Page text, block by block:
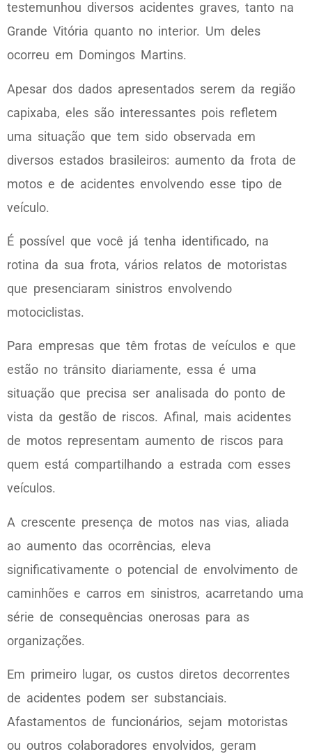
testemunhou diversos acidentes graves, tanto na
Grande Vitória quanto no interior. Um deles
ocorreu em Domingos Martins.
Apesar dos dados apresentados serem da região
capixaba, eles são interessantes pois refletem
uma situação que tem sido observada em
diversos estados brasileiros: aumento da frota de
motos e de acidentes envolvendo esse tipo de
veículo.
É possível que você já tenha identificado, na
rotina da sua frota, vários relatos de motoristas
que presenciaram sinistros envolvendo
motociclistas.
Para empresas que têm frotas de veículos e que
estão no trânsito diariamente, essa é uma
situação que precisa ser analisada do ponto de
vista da gestão de riscos. Afinal, mais acidentes
de motos representam aumento de riscos para
quem está compartilhando a estrada com esses
veículos.
A crescente presença de motos nas vias, aliada
ao aumento das ocorrências, eleva
significativamente o potencial de envolvimento de
caminhões e carros em sinistros, acarretando uma
série de consequências onerosas para as
organizações.
Em primeiro lugar, os custos diretos decorrentes
de acidentes podem ser substanciais.
Afastamentos de funcionários, sejam motoristas
ou outros colaboradores envolvidos, geram